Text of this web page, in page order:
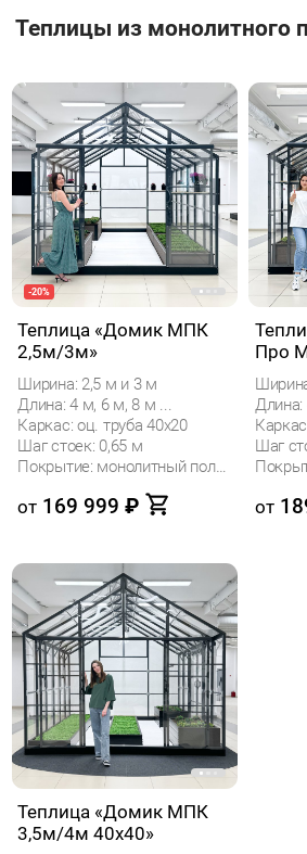
Теплицы из монолитного
-20%
Теплица «Домик МПК
2,5м/3м»
Ширина: 2,5 м и 3 м
Длина: 4 м, 6 м, 8 м ...
Каркас: оц. труба 40х20
Шаг стоек: 0,65 м
Покрытие: монолитный поликарбонат
от 169 999 ₽
Про
от
Теплица «Домик МПК
3,5м/4м 40x40»